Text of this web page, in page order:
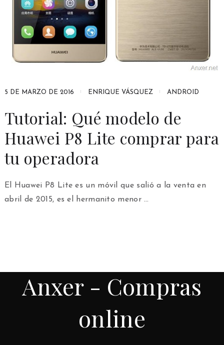
5 DE MARZO DE 2016 ENRIQUE VÁSQUEZ ANDROID
Tutorial: Qué modelo de
Huawei P8 Lite comprar para
tu operadora
El Huawei P8 Lite es un móvil que salió a la venta en
abril de 2015, es el hermanito menor …
Anxer - Compras
online